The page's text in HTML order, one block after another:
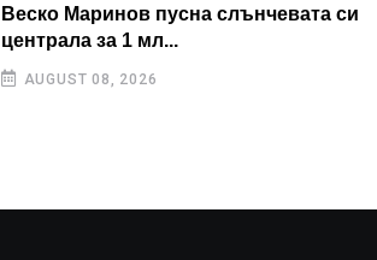
Веско Маринов пусна слънчевата си
централа за 1 мл...
AUGUST 08, 2026